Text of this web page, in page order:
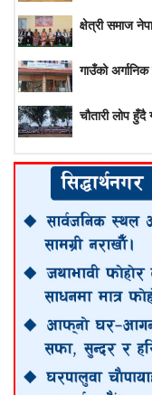
क्षेत्री समाज
गाउँको
चौतारी लोप हुँदै